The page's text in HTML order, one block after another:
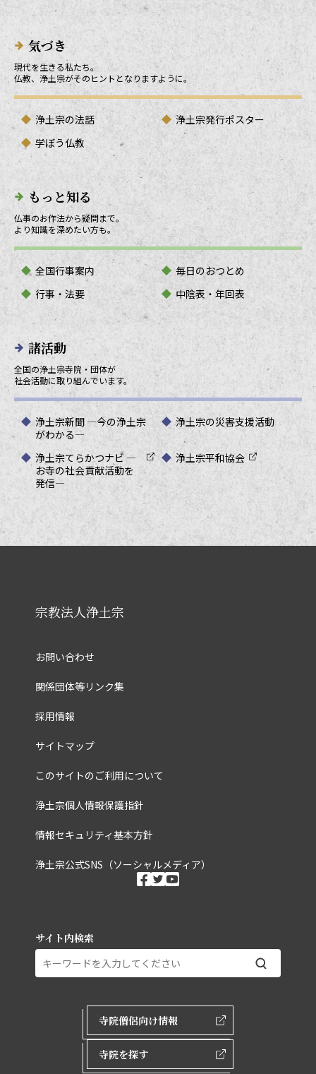
気づき
現代を生きる私たち。
仏教、浄土宗がそのヒントとなりますように。
浄土宗の法話
浄土宗発行ポスター
学ぼう仏教
もっと知る
仏事のお作法から疑問まで。
より知識を深めたい方も。
全国行事案内
毎日のおつとめ
行事・法要
中陰表・年回表
諸活動
全国の浄土宗寺院・団体が
社会活動に取り組んでいます。
浄土宗新聞 ―今の浄土宗
がわかる―
浄土宗の災害支援活動
浄土宗てらかつナビ ―
お寺の社会貢献活動を
発信―
浄土宗平和協会
宗教法人浄土宗
お問い合わせ
関係団体等リンク集
採用情報
サイトマップ
このサイトのご利用について
浄土宗個人情報保護指針
情報セキュリティ基本方針
浄土宗公式SNS（ソーシャルメディア）
ソーシャルメディ
facebook
twitter
サイト内検索
外部ページリンク
寺院僧侶向け情報
寺院を探す